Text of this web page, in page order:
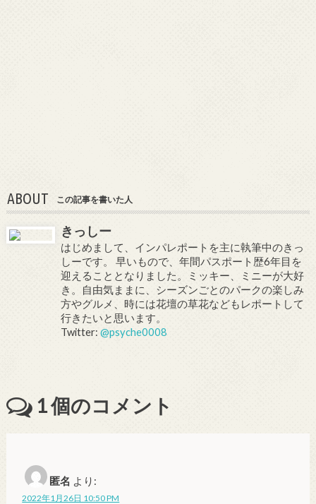
ABOUT この記事を書いた人
きっしー
はじめまして、インパレポートを主に執筆中のきっ
しーです。 早いもので、年間パスポート歴6年目を
迎えることとなりました。ミッキー、ミニーが大好
き。自由気ままに、シーズンごとのパークの楽しみ
方やグルメ、時には花壇の草花などもレポートして
行きたいと思います。
Twitter:@psyche0008
1個のコメント
匿名 より:
2022年1月26日 10:50 PM